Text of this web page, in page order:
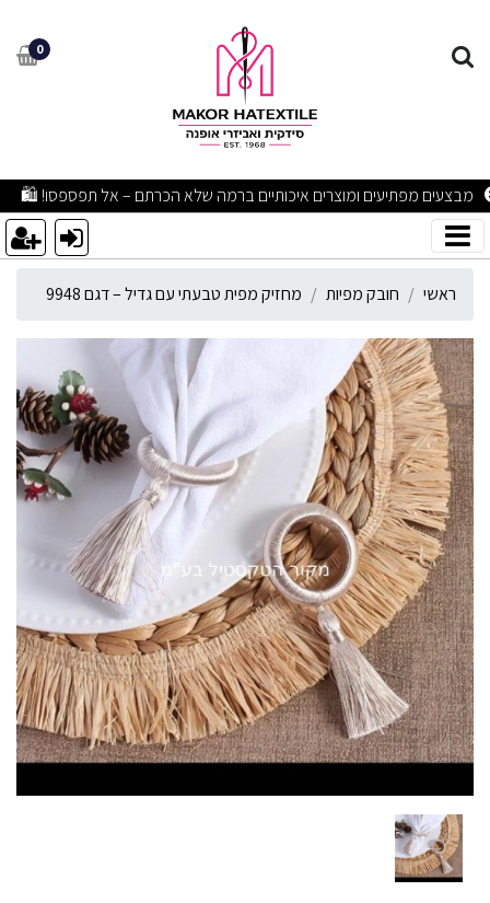
מחזיק מפית טבעתי עם גדיל – 0
מבצעים מפתיעים ומוצרים איכותיים ברמה שלא הכרתם – אל
ראשי חובק מפיות מחזיק מפית טבעתי עם גדיל – דגם 9948